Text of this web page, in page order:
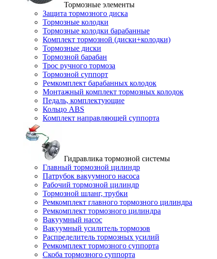
Тормозные элементы
Защита тормозного диска
Тормозные колодки
Тормозные колодки барабанные
Комплект тормозной (диски+колодки)
Тормозные диски
Тормозной барабан
Трос ручного тормоза
Тормозной суппорт
Ремкомплект барабанных колодок
Монтажный комплект тормозных колодок
Педаль, комплектующие
Кольцо ABS
Комплект направляющей суппорта
Гидравлика тормозной системы
Главный тормозной цилиндр
Патрубок вакуумного насоса
Рабочий тормозной цилиндр
Тормозной шланг, трубки
Ремкомплект главного тормозного цилиндра
Ремкомплект тормозного цилиндра
Вакуумный насос
Вакуумный усилитель тормозов
Распределитель тормозных усилий
Ремкомплект тормозного суппорта
Скоба тормозного суппорта